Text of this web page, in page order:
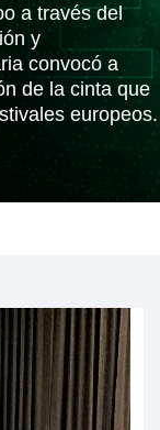
a través del
y
convocó a
de la cinta que
europeos.